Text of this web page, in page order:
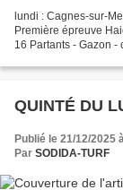
lundi : Cagnes-sur-
Première épreuve
16 Partants - Gazon -
QUINTÉ DU
Publié le 21/12/2025
Par SODIDA-TURF